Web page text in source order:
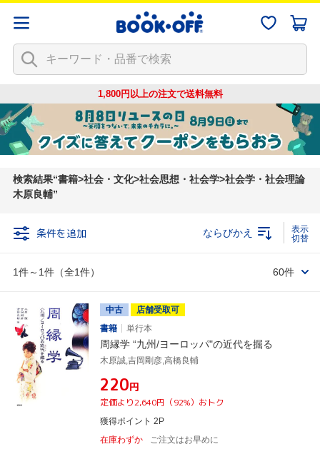
1,800円以上の注文で送料無料
検索結果 書籍>社会・文化>社会思想・社会学>社会学・社会理論
木原良輔
条件を追加
1件～1件（全1件）
ならびかえ
60件
中古
店舗受取可
書籍
単行本
周縁学 “九州/ヨーロッパ"の近代を掘る
木原誠,吉岡剛彦,高橋良輔
¥220円
定価より2,640円（92%）おトク
獲得ポイント 2P
在庫わずか
ご注文はお早めに